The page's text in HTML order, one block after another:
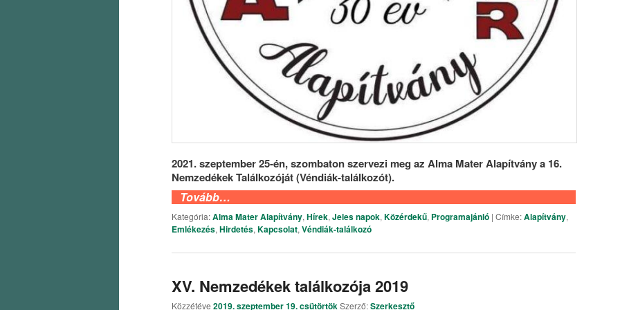
2021. szeptember 25-én, szombaton szervezi meg az Alma Mater Alapítvány a 16.
Nemzedékek Találkozóját (Véndiák-találkozót).
Tovább…
Kategória:Alma Mater Alapítvány,Hírek,Jeles napok,Közérdekű, Programajánló | Címke:Alapítvány,
Emlékezés,Hirdetés,Kapcsolat,Véndiák-találkozó
XV. Nemzedékek találkozója 2019
Közzétéve 2019. szeptember 19. csütörtökSzerző:Szerkesztő
Örökségünk pályázat – kisfilm-